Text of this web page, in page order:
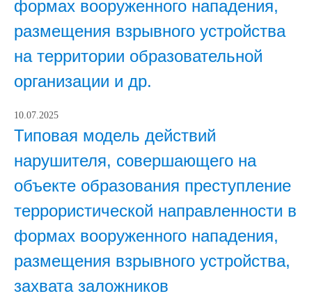
формах вооруженного нападения,
размещения взрывного устройства
на территории образовательной
организации и др.
10.07.2025
Типовая модель действий
нарушителя, совершающего на
объекте образования преступление
террористической направленности в
формах вооруженного нападения,
размещения взрывного устройства,
захвата заложников